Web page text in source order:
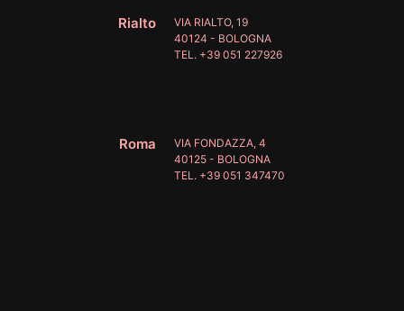
Rialto
VIA RIALTO, 19
40124 - BOLOGNA
TEL. +39 051 227926
Roma
VIA FONDAZZA, 4
40125 - BOLOGNA
TEL. +39 051 347470